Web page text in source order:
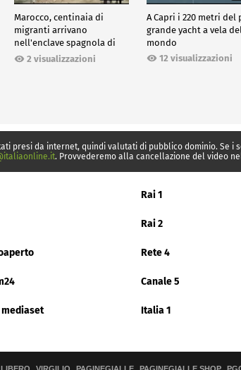
Marocco, centinaia di
migranti arrivano
nell'enclave spagnola di
Ceuta2 visualizzazioni
A Capri i 220 metri del
grande yacht a vela
mondo
12 visualizzazioni
presi da internet, quindi valutati di pubblico dominio.
. Provvederemo alla cancellazione del video
Rai 1
Rai 2
Rete 4
Canale 5
Italia 1
LIBERO VIRGILIO PAGINEGIALLE PAGINEGIALLE SHOP